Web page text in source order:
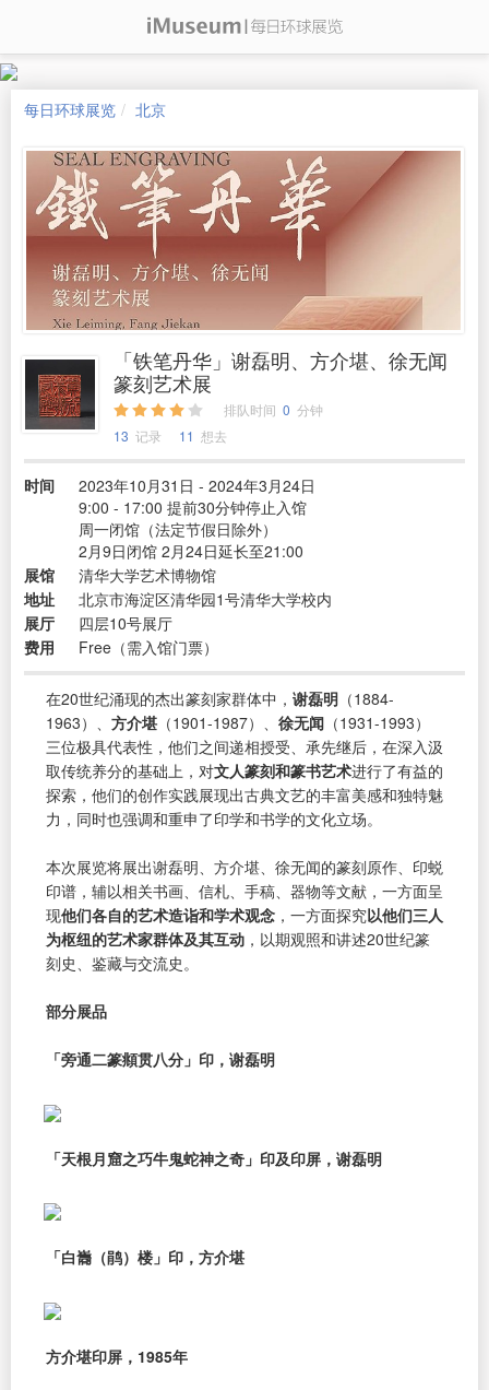
每日环球展览 北京
「铁笔丹华」谢磊明、方介堪、徐无闻
篆刻艺术展
排队时间 0 分钟
13 记录 11 想去
时间
2023年10月31日 - 2024年3月24日
9:00 - 17:00 提前30分钟停止入馆
周一闭馆（法定节假日除外）
2月9日闭馆 2月24日延长至21:00
展馆
清华大学艺术博物馆
地址
北京市海淀区清华园1号清华大学校内
展厅
四层10号展厅
费用
Free（需入馆门票）
在20世纪涌现的杰出篆刻家群体中， 谢磊明 （1884-
1963）、 方介堪 （1901-1987）、 徐无闻 （1931-1993）
三位极具代表性，他们之间递相授受、承先继后，在深入汲
取传统养分的基础上，对文人篆刻和篆书艺术进行了有益的
探索，他们的创作实践展现出古典文艺的丰富美感和独特魅
力，同时也强调和重申了印学和书学的文化立场。
本次展览将展出谢磊明、方介堪、徐无闻的篆刻原作、印蜕
印谱，辅以相关书画、信札、手稿、器物等文献，一方面呈
现他们各自的艺术造诣和学术观念 ，一方面探究以他们三人
为枢纽的艺术家群体及其互动 ，以期观照和讲述20世纪篆
刻史、鉴藏与交流史。
部分展品
「旁通二篆頫贯八分」印，谢磊明
「天根月窟之巧牛鬼蛇神之奇」印及印屏，谢磊明
「白巂（鹃）楼」印，方介堪
方介堪印屏，1985年